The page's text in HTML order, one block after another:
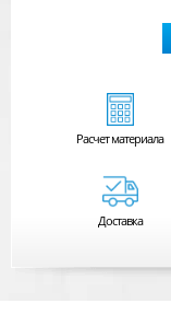
Расчетматериала
Доставка